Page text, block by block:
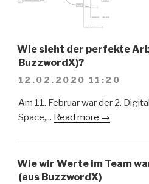
Wie sieht der perfekte
BuzzwordX)?
12.02.2020 11:20
Am 11. Februar war der 2.
Space,... Read more →
Wie wir Werte im Team
(aus BuzzwordX)